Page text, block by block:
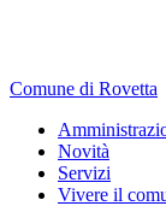
Comune di Rovetta
Novità
Servizi
Vivere il